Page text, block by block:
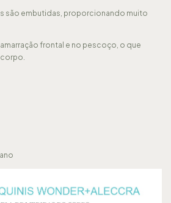
são embutidas, proporcionando muito
frontal e no pescoço, o que